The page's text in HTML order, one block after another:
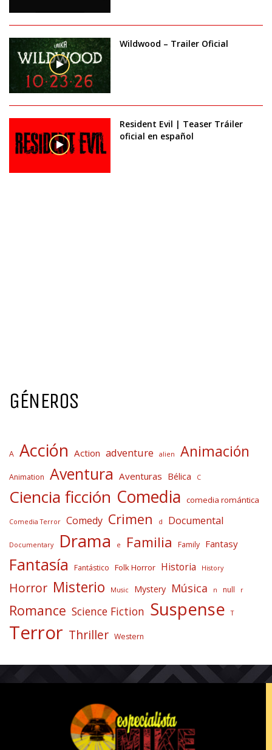
Wildwood – Trailer Oficial
Resident Evil | Teaser Tráiler
oficial en español
GÉNEROS
A Acción Action adventure alien Animación
Animation Aventura Aventuras Bélica C
Ciencia ficción Comedia comedia romántica
Comedia Terror Comedy Crimen d Documental
Documentary Drama e Familia Family Fantasy
Fantasía Fantástico Folk Horror Historia History
Horror Misterio Music Mystery Música n null r
Romance Science Fiction Suspense T
Terror Thriller Western